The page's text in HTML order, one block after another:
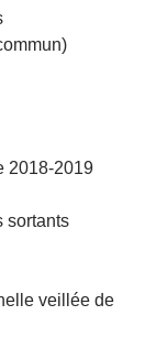
2018-2019
sortants
veillée de